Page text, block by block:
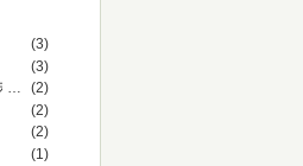
(3)
(3)
スミレ
(2)
…
(2)
(2)
(1)